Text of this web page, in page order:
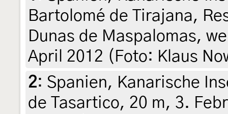
Bartolomé de Tirajana,
Dunas de Maspalomas,
April 2012 (Foto: Klaus
2: Spanien, Kanarische
de Tasartico, 20 m, 3.